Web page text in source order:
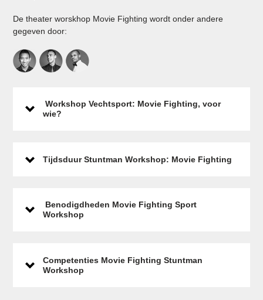
De theater worskhop Movie Fighting wordt onder andere
gegeven door:
Workshop Vechtsport: Movie Fighting, voor
wie?
Tijdsduur Stuntman Workshop: Movie Fighting
Benodigdheden Movie Fighting Sport
Workshop
Competenties Movie Fighting Stuntman
Workshop